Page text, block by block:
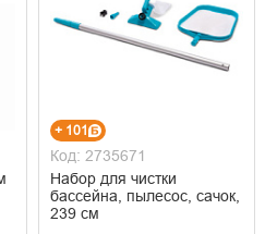
+ 101
Код: 2735671
Набор для чистки
бассейна, пылесос, сачок,
239 см